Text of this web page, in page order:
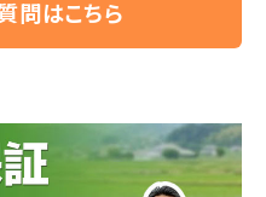
問はこちら